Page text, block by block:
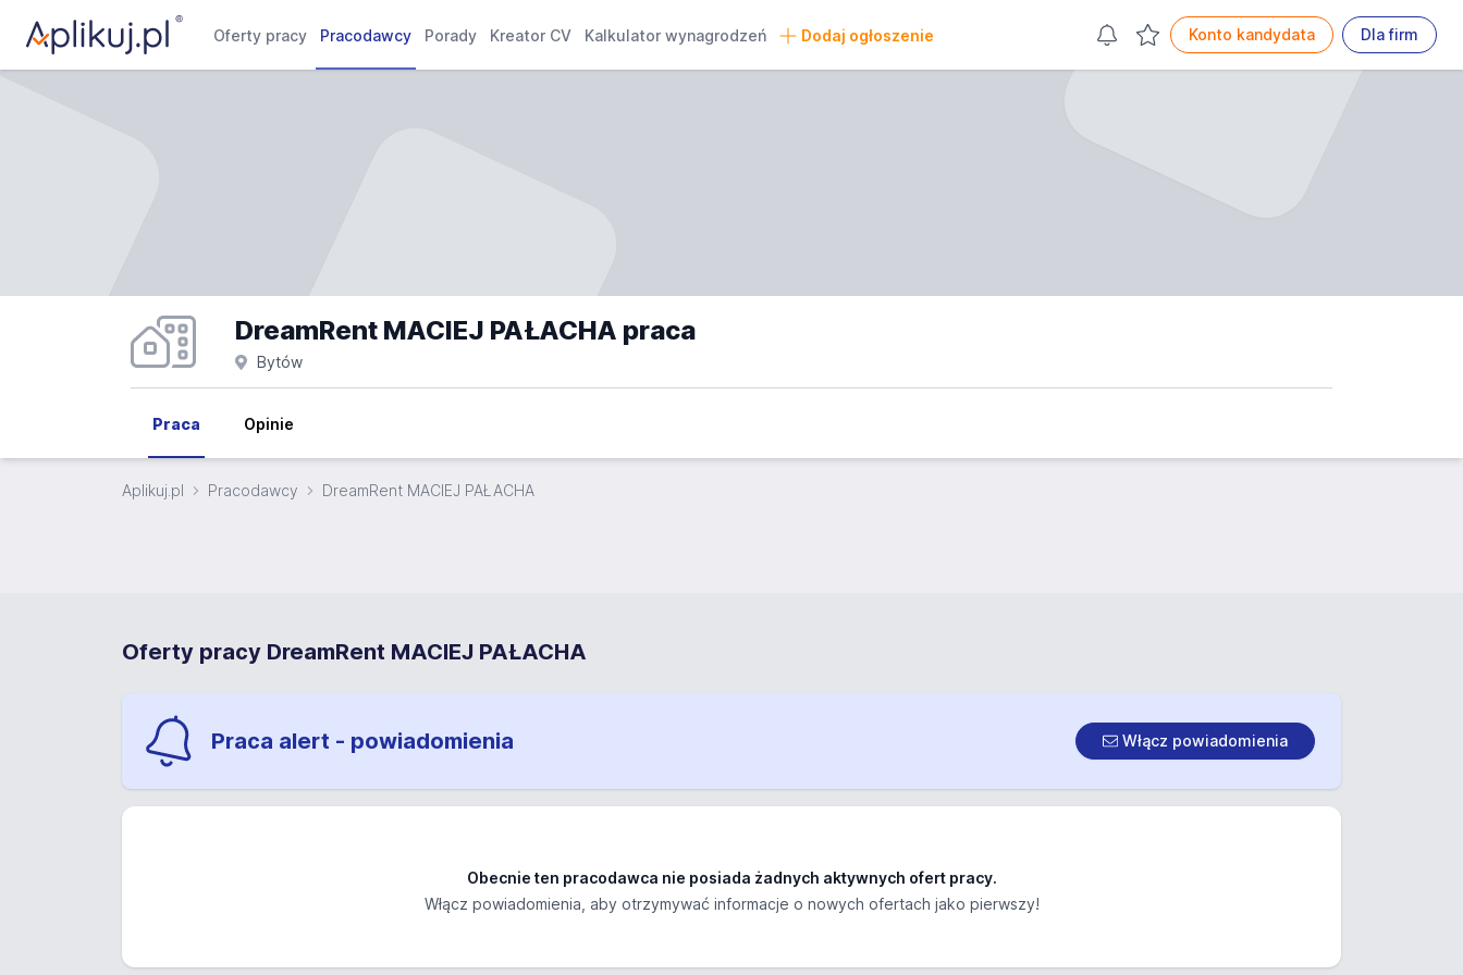
Oferty pracy Pracodawcy Porady Kreator CV Kalkulator wynagrodzeń Dodaj ogłoszenie Konto kandydata Dla firm
DreamRent MACIEJ PAŁACHA praca
Bytów
Praca Opinie
Aplikuj.pl Pracodawcy DreamRent MACIEJ PAŁACHA
Oferty pracy DreamRent MACIEJ PAŁACHA
Praca alert - powiadomienia Włącz powiadomienia
Obecnie ten pracodawca nie posiada żadnych aktywnych ofert pracy.
Włącz powiadomienia, aby otrzymywać informacje o nowych ofertach jako pierwszy!